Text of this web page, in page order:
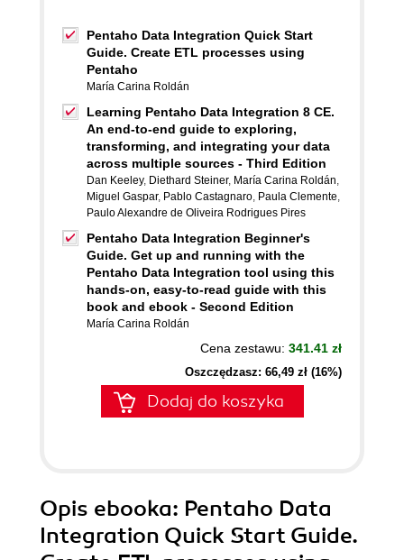
Pentaho Data Integration Quick Start
Guide. Create ETL processes using
Pentaho
María Carina Roldán
Learning Pentaho Data Integration 8 CE.
An end-to-end guide to exploring,
transforming, and integrating your data
across multiple sources - Third Edition
Dan Keeley, Diethard Steiner, María Carina Roldán,
Miguel Gaspar, Pablo Castagnaro, Paula Clemente,
Paulo Alexandre de Oliveira Rodrigues Pires
Pentaho Data Integration Beginner's
Guide. Get up and running with the
Pentaho Data Integration tool using this
hands-on, easy-to-read guide with this
book and ebook - Second Edition
María Carina Roldán
Cena zestawu: 341.41 zł
Oszczędzasz: 66,49 zł (16%)
Dodaj do koszyka
Opis ebooka: Pentaho Data
Integration Quick Start Guide.